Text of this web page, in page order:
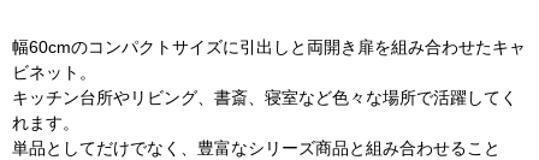
幅60cmのコンパクトサイズに引出しと両開き扉を組み合わせたキャ
ビネット。
キッチン台所やリビング、書斎、寝室など色々な場所で活躍してく
れます。
単品としてだけでなく、豊富なシリーズ商品と組み合わせること